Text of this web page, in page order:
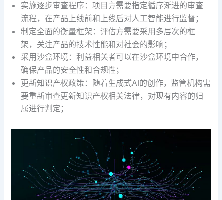
实施逐步审查程序：项目方需要指定循序渐进的审查
流程，在产品上线前和上线后对人工智能进行监督；
制定全面的衡量框架：评估方需要采用多层次的框
架，关注产品的技术性能和对社会的影响；
采用沙盒环境：利益相关者可以在沙盒环境中合作，
确保产品的安全性和合规性；
更新知识产权政策：随着生成式AI的创作，监管机构需
要重新审查更新知识产权相关法律，对现有内容的归
属进行判定；